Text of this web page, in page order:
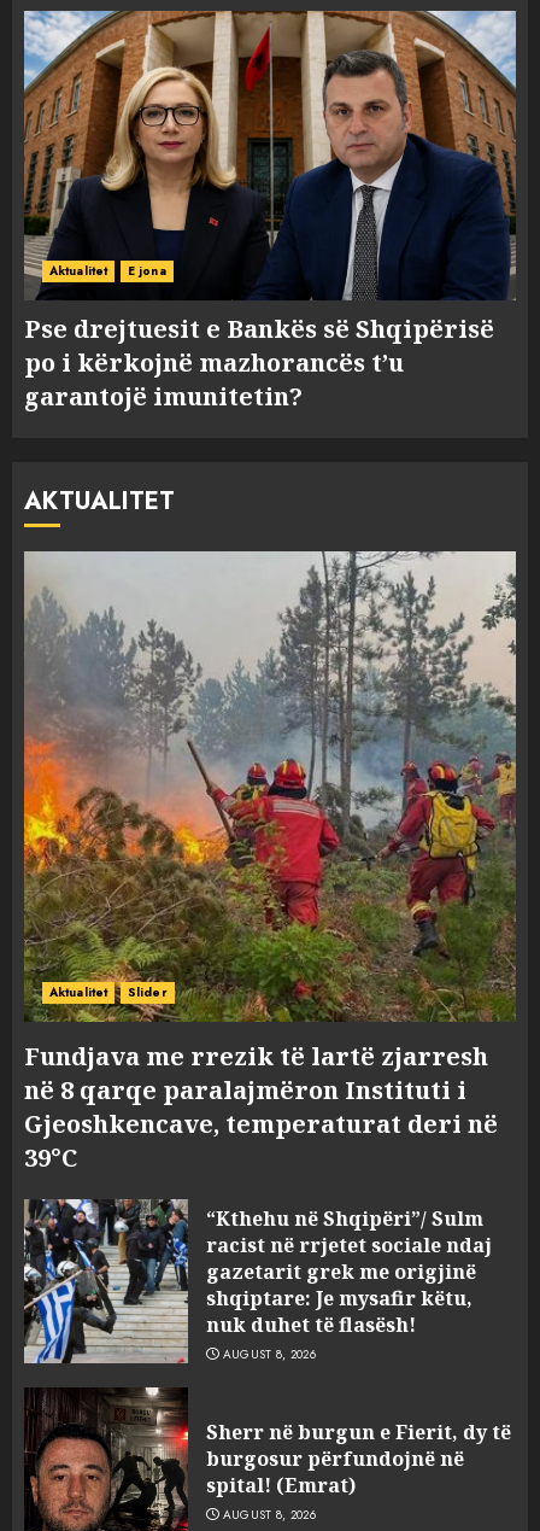
Aktualitet E jona
Pse drejtuesit e Bankës së Shqipërisë
po i kërkojnë mazhorancës t’u
garantojë imunitetin?
AKTUALITET
Aktualitet Slider
Fundjava me rrezik të lartë zjarresh
në 8 qarqe paralajmëron Instituti i
Gjeoshkencave, temperaturat deri në
39°C
“Kthehu në Shqipëri”/ Sulm
racist në rrjetet sociale ndaj
gazetarit grek me origjinë
shqiptare: Je mysafir këtu,
nuk duhet të flasësh!
AUGUST 8, 2026
Sherr në burgun e Fierit, dy të
burgosur përfundojnë në
spital! (Emrat)
AUGUST 8, 2026